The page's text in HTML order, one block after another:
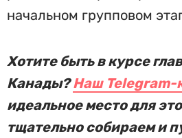
начальном групповом
Хотите быть в курсе
Канады?Наш Telegram-
идеальное место для
тщательно собираем и